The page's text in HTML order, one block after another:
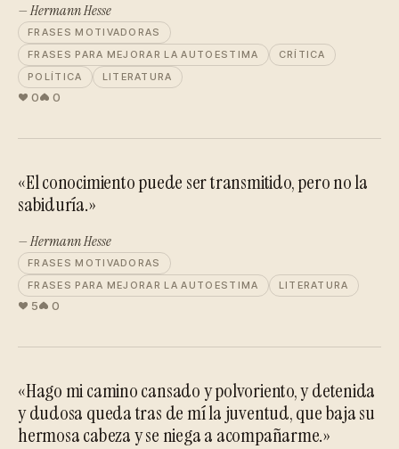
— Hermann Hesse
FRASES MOTIVADORAS
FRASES PARA MEJORAR LA AUTOESTIMA
CRÍTICA
POLÍTICA
LITERATURA
0 0
«El conocimiento puede ser transmitido, pero no la
sabiduría.»
— Hermann Hesse
FRASES MOTIVADORAS
FRASES PARA MEJORAR LA AUTOESTIMA
LITERATURA
5 0
«Hago mi camino cansado y polvoriento, y detenida
y dudosa queda tras de mí la juventud, que baja su
hermosa cabeza y se niega a acompañarme.»